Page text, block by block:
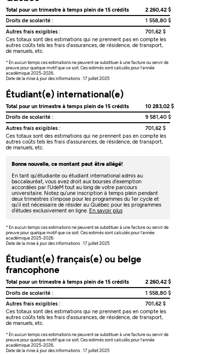
Total pour un trimestre à temps plein de 15 crédits
2 260,42 $
Droits de scolarité :
1 558,80 $
Autres frais exigibles :
701,62 $
Ces totaux sont des estimations qui ne prennent pas en compte les
autres coûts tels les frais d’assurances, de résidence, de transport,
de manuels, etc.
* En aucun temps ces estimations ne peuvent se substituer à une facture ou servir de
preuve pour quelque motif que ce soit. Ces estimés sont calculés pour l’année
académique 2025-2026.
Date de la mise à jour des informations : 17 juillet 2025
Étudiant(e) international(e)
Total pour un trimestre à temps plein de 15 crédits
10 283,02 $
Droits de scolarité :
9 581,40 $
Autres frais exigibles :
701,62 $
Ces totaux sont des estimations qui ne prennent pas en compte les
autres coûts tels les frais d’assurances, de résidence, de transport,
de manuels, etc.
Bonne nouvelle, ce montant peut être allégé!
En tant qu’étudiante ou étudiant international admis au
baccalauréat, vous avez droit aux bourses d’exemption
accordées par l’UdeM tout au long de votre parcours
universitaire. Notez qu’une inscription à temps plein pendant
deux trimestres s’impose pour les programmes du 1er cycle et
qu’il est nécessaire de résider au Québec pour les programmes
d’études exclusivement en ligne. En savoir plus
* En aucun temps ces estimations ne peuvent se substituer à une facture ou servir de
preuve pour quelque motif que ce soit. Ces estimés sont calculés pour l’année
académique 2025-2026.
Date de la mise à jour des informations : 17 juillet 2025
Étudiant(e) français(e) ou belge
francophone
Total pour un trimestre à temps plein de 15 crédits
2 260,42 $
Droits de scolarité :
1 558,80 $
Autres frais exigibles :
701,62 $
Ces totaux sont des estimations qui ne prennent pas en compte les
autres coûts tels les frais d’assurances, de résidence, de transport,
de manuels, etc.
* En aucun temps ces estimations ne peuvent se substituer à une facture ou servir de
preuve pour quelque motif que ce soit. Ces estimés sont calculés pour l’année
académique 2025-2026.
Date de la mise à jour des informations : 17 juillet 2025